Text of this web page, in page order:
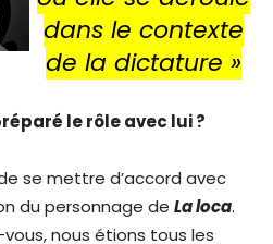
dans le contexte
de la dictature »
le rôle avec lui ?
se mettre d’accord avec
du personnage de La loca.
nous étions tous les